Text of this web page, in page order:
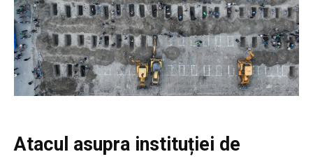
Atacul asupra instituției de